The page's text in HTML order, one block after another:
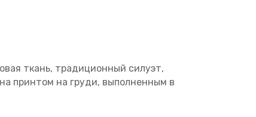
ткань, традиционный силуэт,
принтом на груди, выполненным в